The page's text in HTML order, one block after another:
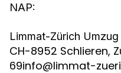
NAP:
Limmat-Zürich Umzug
CH-8952 Schlieren,
69info@limmat-